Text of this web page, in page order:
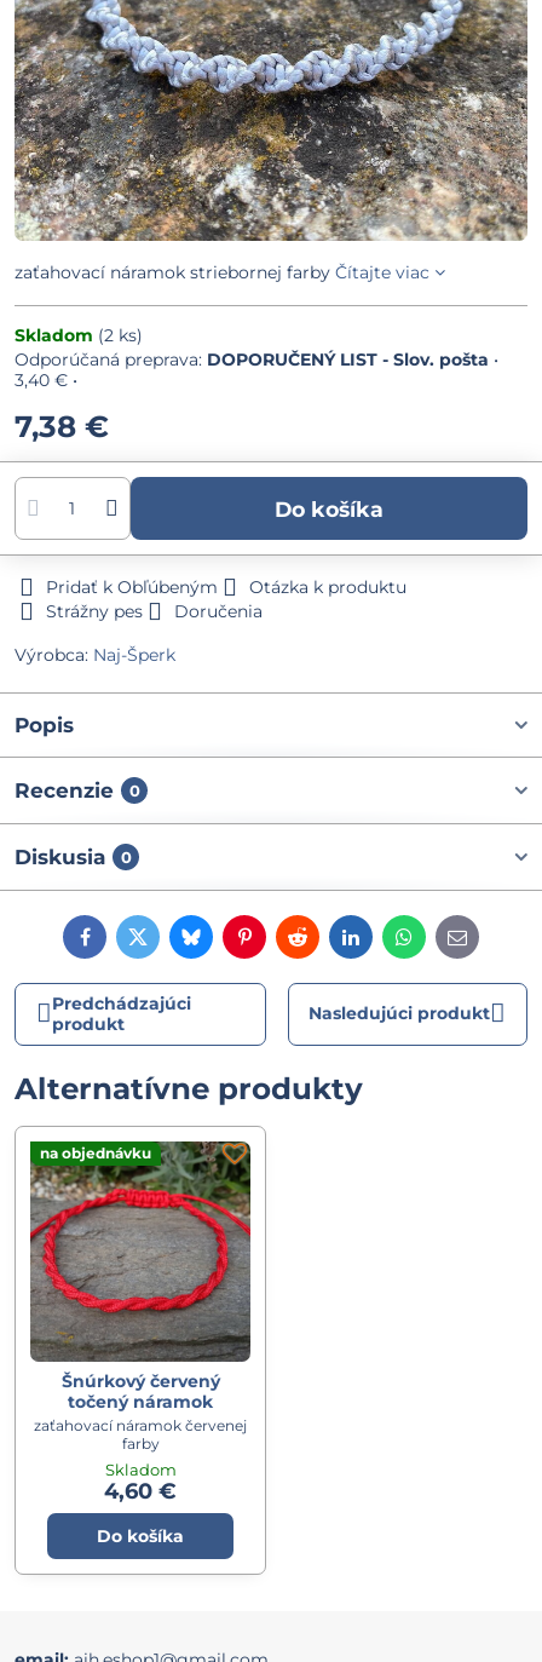
zaťahovací náramok striebornej farby Čítajte viac
Skladom (2 ks)
DOPORUČENÝ LIST - Slov. pošta •
3,40 € •
7,38 €
Do košíka
Pridať k Obľúbeným
Otázka k produktu
Strážny pes
Doručenia
Výrobca: Naj-Šperk
Popis
Recenzie 0
Diskusia 0
FacebookTwitterBlueskyPinterestRedditLinkedInWhatsApp
E-
mail
Predchádzajúci
produkt
Nasledujúci produkt
Alternatívne produkty
na objednávku
Šnúrkový červený
točený náramok
zaťahovací náramok červenej
farby
Skladom
4,60 €
Do košíka